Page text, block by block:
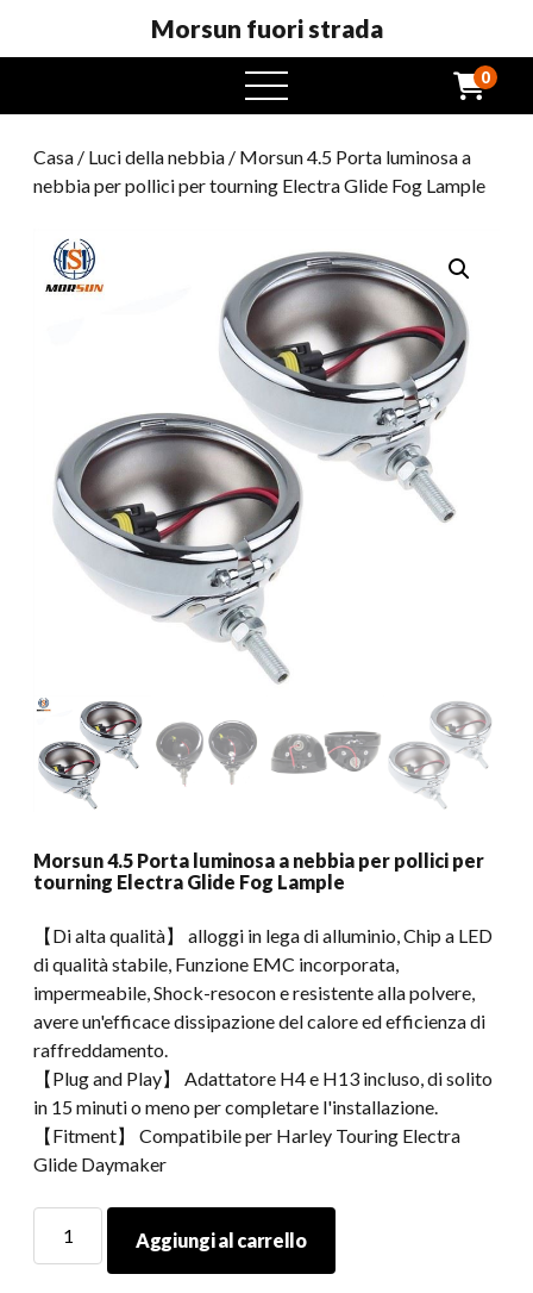
Morsun fuori strada
Menu
aperto
0
Casa / Luci della nebbia / Morsun 4.5 Porta luminosa a
nebbia per pollici per tourning Electra Glide Fog Lample
Morsun 4.5 Porta luminosa a nebbia per pollici per
tourning Electra Glide Fog Lample
【Di alta qualità】 alloggi in lega di alluminio, Chip a LED
di qualità stabile, Funzione EMC incorporata,
impermeabile, Shock-resocon e resistente alla polvere,
avere un'efficace dissipazione del calore ed efficienza di
raffreddamento.
【Plug and Play】 Adattatore H4 e H13 incluso, di solito
in 15 minuti o meno per completare l'installazione.
【Fitment】 Compatibile per Harley Touring Electra
Glide Daymaker
Aggiungi al carrello